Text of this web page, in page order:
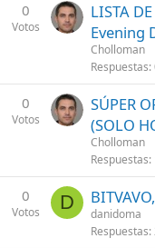
0
Votos
LISTA
Evening
Cholloman
Respuestas
0
Votos
SÚPER
(SOLO
Cholloman
Respuestas
0
Votos D
danidoma
Respuestas